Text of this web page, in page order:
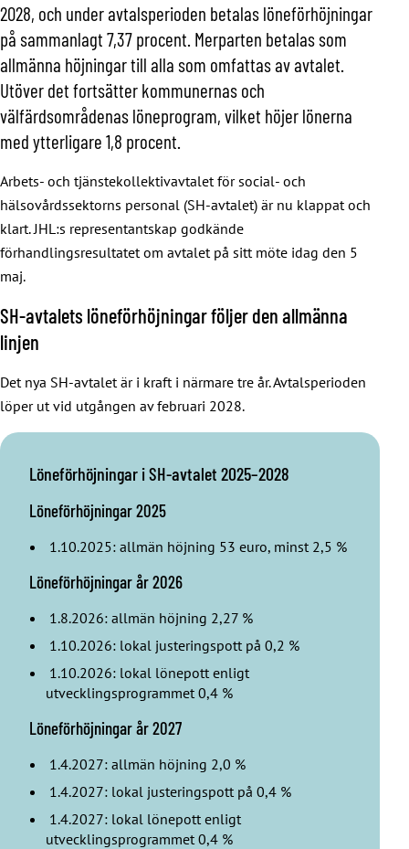
2028, och under avtalsperioden betalas löneförhöjningar
på sammanlagt 7,37 procent. Merparten betalas som
allmänna höjningar till alla som omfattas av avtalet.
Utöver det fortsätter kommunernas och
välfärdsområdenas löneprogram, vilket höjer lönerna
med ytterligare 1,8 procent.
Arbets- och tjänstekollektivavtalet för social- och
hälsovårdssektorns personal (SH-avtalet) är nu klappat och
klart. JHL:s representantskap godkände
förhandlingsresultatet om avtalet på sitt möte idag den 5
maj.
SH-avtalets löneförhöjningar följer den allmänna
linjen
Det nya SH-avtalet är i kraft i närmare tre år. Avtalsperioden
löper ut vid utgången av februari 2028.
Löneförhöjningar i SH-avtalet 2025–2028
Löneförhöjningar 2025
1.10.2025: allmän höjning 53 euro, minst 2,5 %
Löneförhöjningar år 2026
1.8.2026: allmän höjning 2,27 %
1.10.2026: lokal justeringspott på 0,2 %
1.10.2026: lokal lönepott enligt
utvecklingsprogrammet 0,4 %
Löneförhöjningar år 2027
1.4.2027: allmän höjning 2,0 %
1.4.2027: lokal justeringspott på 0,4 %
1.4.2027: lokal lönepott enligt
utvecklingsprogrammet 0,4 %